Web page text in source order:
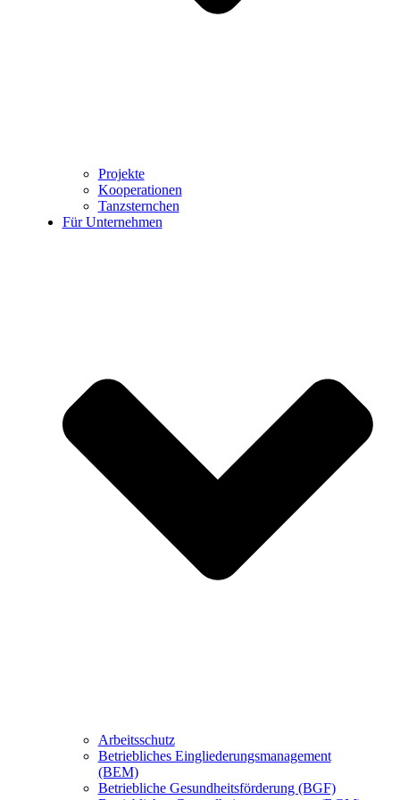
Projekte
Kooperationen
Tanzsternchen
Für Unternehmen
Arbeitsschutz
Betriebliches Eingliederungsmanagement
(BEM)
Betriebliche Gesundheitsförderung (BGF)